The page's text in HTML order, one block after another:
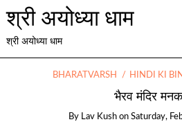
श्री अयोध्या धाम
श्री अयोध्या धाम
BHARATVARSH HINDI KI
भैरव मंदिर
By Lav Kush on Saturday,